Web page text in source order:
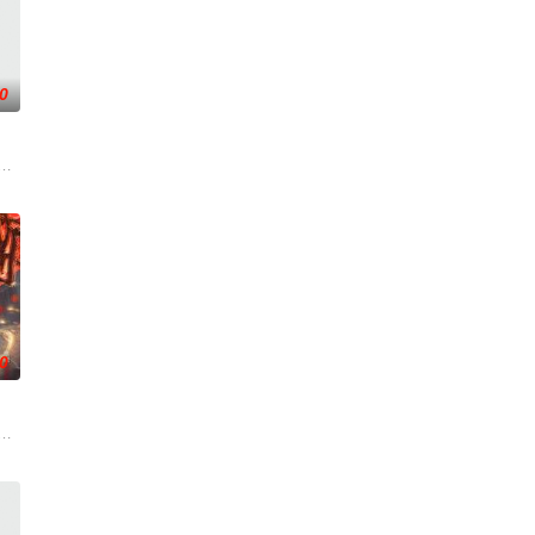
岁月长河的洗礼，
般吞噬大地……缔默完成了命运的蜕变——她不再是被守
雨街后巷。 无论城市的角落，还是繁星坠落的荒漠， 穿过现实的迷宫，欢
魂沉寂、灵海枯竭
尊，在这无尽世界，演绎着令人向往的传奇，追求着主
主角孟川自小立下为母复仇的誓言，以镜湖道院为起点，凭借坚毅无畏的心